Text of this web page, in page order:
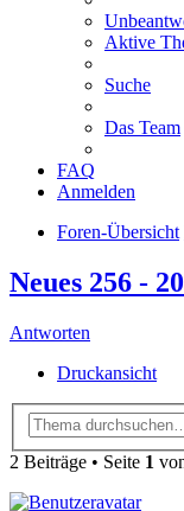
Aktive
Suche
Das Team
FAQ
Anmelden
Foren-Übersicht
Neues 256 -
Antworten
Druckansicht
2 Beiträge • Seite 1